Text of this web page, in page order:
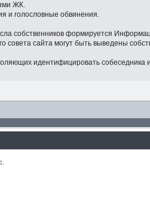
ЖК.
и голословные обвинения.
собственников формируется
сайта могут быть выведены
идентифицировать собеседника